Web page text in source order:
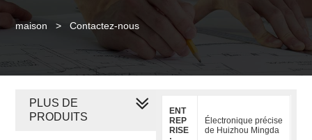
maison > Contactez-nous
ENT
REP
RISE
Électronique précise
de Huizhou Mingda
PLUS DE
PRODUITS